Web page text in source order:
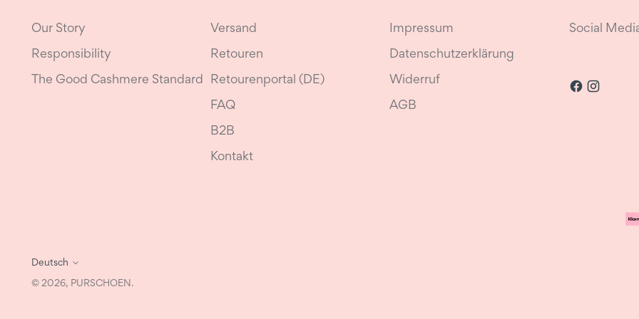
Our Story
Responsibility
The Good Cashmere Standard
Versand
Retouren
Retourenportal (DE)
FAQ
B2B
Kontakt
Impressum
Datenschutzerklärung
Widerruf
AGB
Social
Sprache
Deutsch
© 2026, PURSCHOEN.